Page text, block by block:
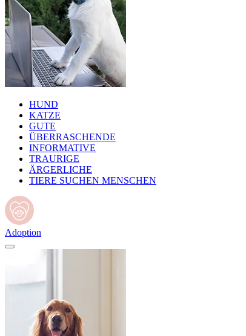
HUND
KATZE
GUTE
ÜBERRASCHENDE
INFORMATIVE
TRAURIGE
ÄRGERLICHE
TIERE SUCHEN MENSCHEN
Adoption